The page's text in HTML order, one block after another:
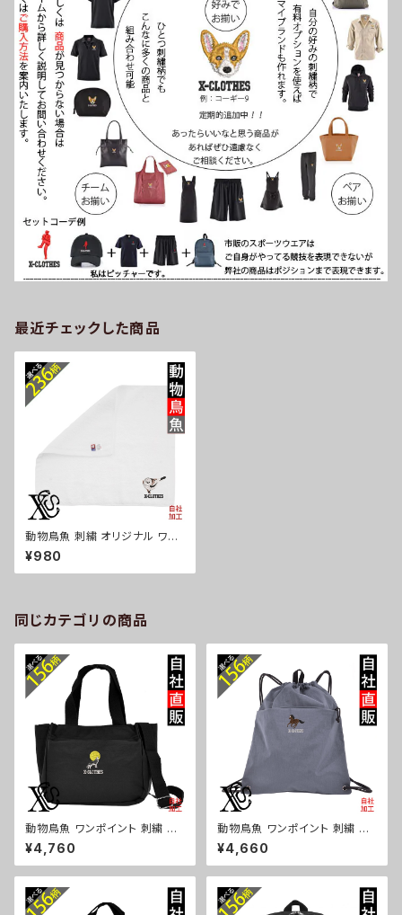
最近チェックした商品
動物鳥魚 刺繍 オリジナル ワン
ポイント グッズ 今治 白タオル
ハンドタオル ホワイト 今治タオ
ル オーダー お散歩 柄 馬 豚 魚
¥980
同じカテゴリの商品
動物鳥魚 ワンポイント 刺繍 ト
ート ショルダーバッグ カジュア
ル 軽量 レディース メンズ 雑貨
グッズ 自社ブランド 柄 馬 豚 魚
パンダ 文鳥 インコ ori-a-bg1
81-b06-s
¥4,760
動物鳥魚 ワンポイント 刺繍 撥
水 ナイロン ナップサック メンズ
大容量 ジム サブバッグ レディー
ス 雑貨 グッズ 自社ブランド 柄
レッサーパンダ 文鳥 インコ ori
-a-bg180-b06-s
¥4,660